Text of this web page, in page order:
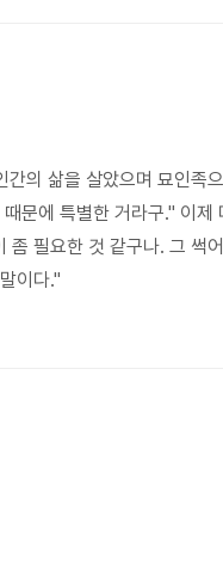
의 삶을 살았으며 묘인족
문에 특별한 거라구." 이
좀 필요한 것 같구나. 그 썩
이다."